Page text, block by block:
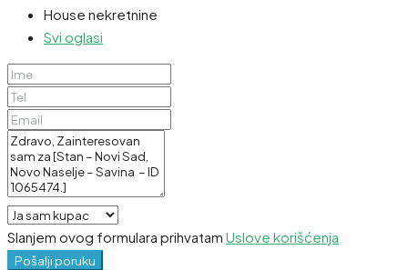
House nekretnine
Svi oglasi
Slanjem ovog formulara prihvatam Uslove korišćenja
Pošalji poruku